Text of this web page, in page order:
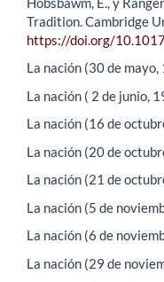
Tradition. Cambridge
https://doi.org/
La nación (30 de mayo,
La nación ( 2 de junio,
La nación (16 de
La nación (20 de
La nación (21 de
La nación (5 de
La nación (6 de
La nación (29 de